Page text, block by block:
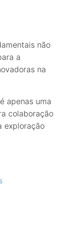
não
a
na
apenas uma
colaboração
exploração